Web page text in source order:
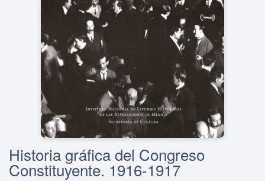
Historia gráfica del Congreso
Constituyente. 1916-1917